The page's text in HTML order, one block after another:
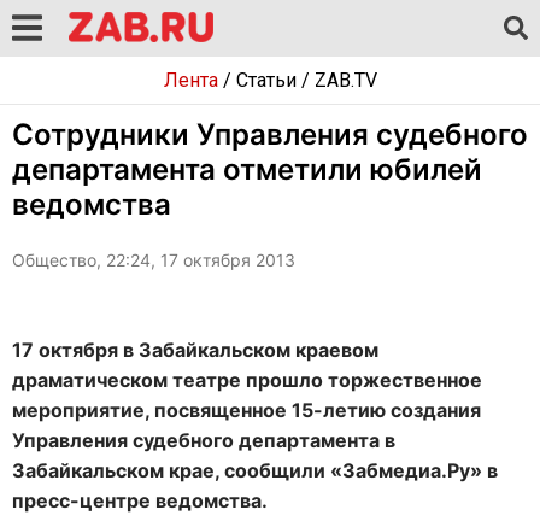
Лента/ Статьи/ ZAB.TV
Сотрудники Управления судебного
департамента отметили юбилей
ведомства
Общество, 22:24, 17 октября 2013
17 октября в Забайкальском краевом
драматическом театре прошло торжественное
мероприятие, посвященное 15-летию создания
Управления судебного департамента в
Забайкальском крае, сообщили «Забмедиа.Ру» в
пресс-центре ведомства.